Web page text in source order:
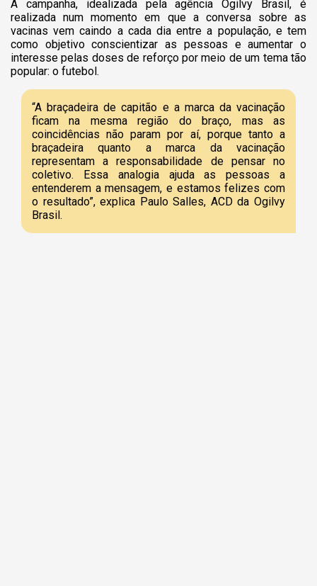
A campanha, idealizada pela agência Ogilvy Brasil, é
realizada num momento em que a conversa sobre as
vacinas vem caindo a cada dia entre a população, e tem
como objetivo conscientizar as pessoas e aumentar o
interesse pelas doses de reforço por meio de um tema tão
popular: o futebol.
“A braçadeira de capitão e a marca da vacinação
ficam na mesma região do braço, mas as
coincidências não param por aí, porque tanto a
braçadeira quanto a marca da vacinação
representam a responsabilidade de pensar no
coletivo. Essa analogia ajuda as pessoas a
entenderem a mensagem, e estamos felizes com
o resultado”, explica Paulo Salles, ACD da Ogilvy
Brasil.